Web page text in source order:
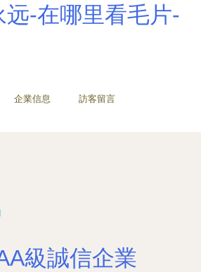
-在哪里看毛片-
企業信息 訪客留言
級誠信企業